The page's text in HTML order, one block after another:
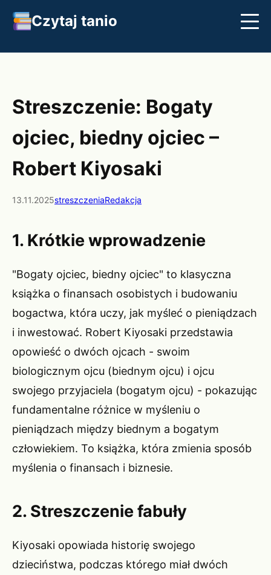
Czytaj tanio
Streszczenia
Streszczenie: Bogaty
ojciec, biedny ojciec –
Robert Kiyosaki
13.11.2025streszczeniaRedakcja
1. Krótkie wprowadzenie
"Bogaty ojciec, biedny ojciec" to klasyczna
książka o finansach osobistych i budowaniu
bogactwa, która uczy, jak myśleć o pieniądzach
i inwestować. Robert Kiyosaki przedstawia
opowieść o dwóch ojcach - swoim
biologicznym ojcu (biednym ojcu) i ojcu
swojego przyjaciela (bogatym ojcu) - pokazując
fundamentalne różnice w myśleniu o
pieniądzach między biednym a bogatym
człowiekiem. To książka, która zmienia sposób
myślenia o finansach i biznesie.
2. Streszczenie fabuły
Kiyosaki opowiada historię swojego
dzieciństwa, podczas którego miał dwóch